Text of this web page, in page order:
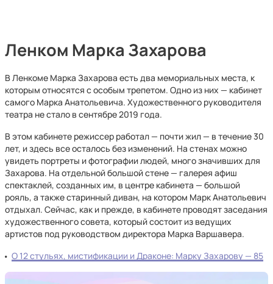
Ленком Марка Захарова
В Ленкоме Марка Захарова есть два мемориальных места, к
которым относятся с особым трепетом. Одно из них — кабинет
самого Марка Анатольевича. Художественного руководителя
театра не стало в сентябре 2019 года.
В этом кабинете режиссер работал — почти жил — в течение 30
лет, и здесь все осталось без изменений. На стенах можно
увидеть портреты и фотографии людей, много значивших для
Захарова. На отдельной большой стене — галерея афиш
спектаклей, созданных им, в центре кабинета — большой
рояль, а также старинный диван, на котором Марк Анатольевич
отдыхал. Сейчас, как и прежде, в кабинете проводят заседания
художественного совета, который состоит из ведущих
артистов под руководством директора Марка Варшавера.
О 12 стульях, мистификации и Драконе: Марку Захарову — 85